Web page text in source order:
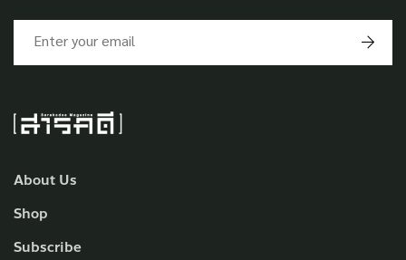
About Us
Shop
Subscribe